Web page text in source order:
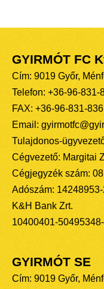
GYIRMÓT FC
Cím: 9019 Győr,
Telefon: +36-96-831-
FAX: +36-96-831-836
Email:
Tulajdonos-
Cégvezető: Margitai
Cégjegyzék szám:
Adószám:
K&H Bank Zrt.
10400401-
GYIRMÓT SE
Cím: 9019 Győr,